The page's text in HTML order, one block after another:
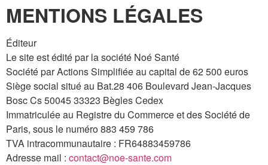
MENTIONS LÉGALES
Éditeur
Le site est édité par la société Noé Santé
Société par Actions Simplifiée au capital de 62 500 euros
Siège social situé au Bat.28 406 Boulevard Jean-Jacques
Bosc Cs 50045 33323 Bègles Cedex
Immatriculée au Registre du Commerce et des Société de
Paris, sous le numéro 883 459 786
TVA intracommunautaire : FR64883459786
Adresse mail : contact@noe-sante.com